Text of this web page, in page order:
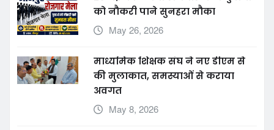
29 मई को लगेगा रोजगार मेला युवाओं
को नौकरी पाने सुनहरा मौका
माध्यमिक शिक्षक संघ ने नए डीएम से
की मुलाकात, समस्याओं से कराया
अवगत